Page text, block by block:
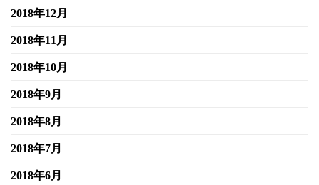
2018年12月
2018年11月
2018年10月
2018年9月
2018年8月
2018年7月
2018年6月